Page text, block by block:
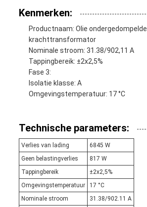
Kenmerken:
Productnaam: Olie ondergedompelde
krachttransformator
Nominale stroom: 31.38/902,11 A
Tappingbereik: ±2x2,5%
Fase 3:
Isolatie klasse: A
Omgevingstemperatuur: 17 °C
Technische parameters:
Verlies van lading
6845 W
Geen belastingverlies
817 W
Tappingbereik
±2x2,5%
Omgevingstemperatuur
17 °C
Nominale stroom
31.38/902.11 A